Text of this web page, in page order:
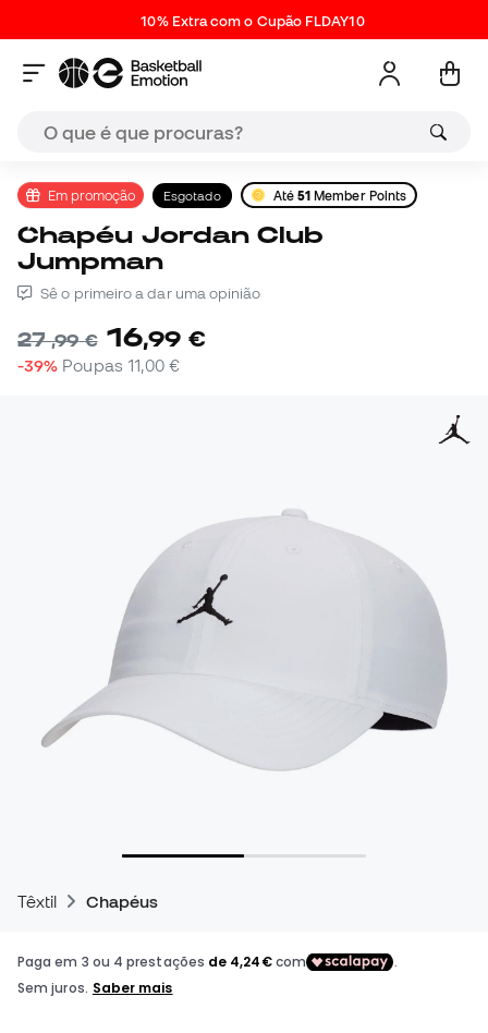
10% Extra com o Cupão FLDAY10
Em promoção Esgotado Até 51 Member Points
Chapéu Jordan Club
Jumpman
Sê o primeiro a dar uma opinião
27,99 € 16,99 €
-39% Poupas 11,00 €
Têxtil Chapéus